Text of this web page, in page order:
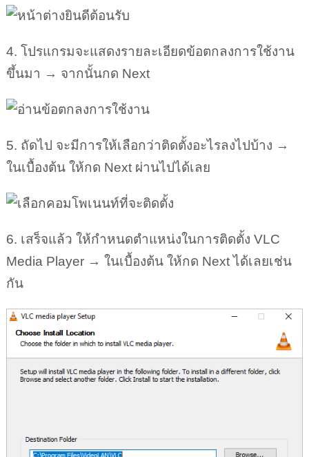
4. โปรแกรมจะแสดงรายละเอียดข้อตกลงการใช้งาน
ขึ้นมา → จากนั้นกด Next
5. ถัดไป จะมีการให้เลือกว่าติดตั้งอะไรลงไปบ้าง →
ในเบื้องต้น ให้กด Next ผ่านไปได้เลย
6. เสร็จแล้ว ให้กำหนดตำแหน่งในการติดตั้ง VLC
Media Player → ในเบื้องต้น ให้กด Next ได้เลยเช่น
กัน